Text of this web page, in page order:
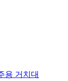
용 거치대